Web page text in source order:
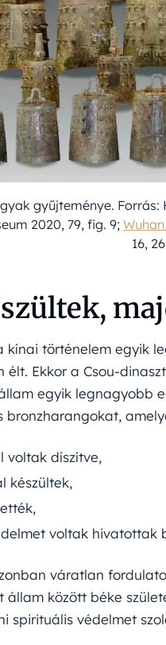
gyűjteménye.
2020, 79, fig. 9;
16,
kínai történelem egyik
élt. Ekkor a Csou-
egyik legnagyobb
bronzharangokat,
voltak díszítve,
készültek,
voltak hivatottak
váratlan
között béke
spirituális védelmet